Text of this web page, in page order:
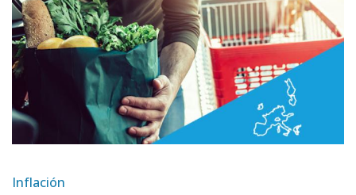
Inflación